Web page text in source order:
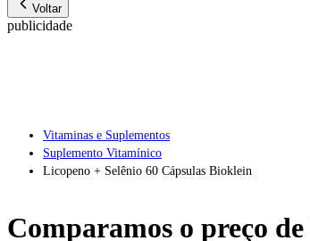
Voltar
publicidade
Vitaminas e Suplementos
Suplemento Vitamínico
Licopeno + Selênio 60 Cápsulas Bioklein
Comparamos o preço de